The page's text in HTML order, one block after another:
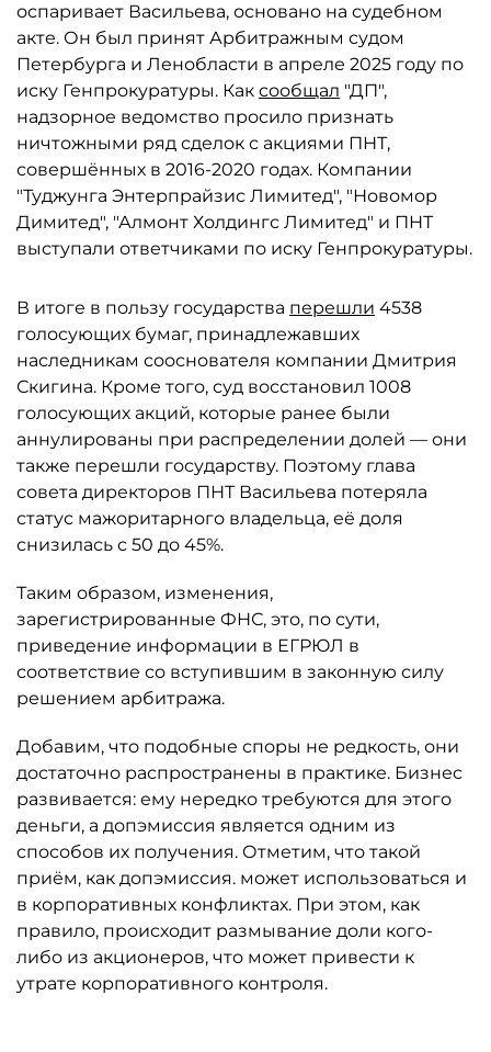
оспаривает Васильева, основано на судебном
акте. Он был принят Арбитражным судом
Петербурга и Ленобласти в апреле 2025 году по
иску Генпрокуратуры. Как сообщал "ДП",
надзорное ведомство просило признать
ничтожными ряд сделок с акциями ПНТ,
совершённых в 2016-2020 годах. Компании
"Туджунга Энтерпрайзис Лимитед", "Новомор
Димитед", "Алмонт Холдингс Лимитед" и ПНТ
выступали ответчиками по иску Генпрокуратуры.
В итоге в пользу государства перешли 4538
голосующих бумаг, принадлежавших
наследникам сооснователя компании Дмитрия
Скигина. Кроме того, суд восстановил 1008
голосующих акций, которые ранее были
аннулированы при распределении долей — они
также перешли государству. Поэтому глава
совета директоров ПНТ Васильева потеряла
статус мажоритарного владельца, её доля
снизилась с 50 до 45%.
Таким образом, изменения,
зарегистрированные ФНС, это, по сути,
приведение информации в ЕГРЮЛ в
соответствие со вступившим в законную силу
решением арбитража.
Добавим, что подобные споры не редкость, они
достаточно распространены в практике. Бизнес
развивается: ему нередко требуются для этого
деньги, а допэмиссия является одним из
способов их получения. Отметим, что такой
приём, как допэмиссия. может использоваться и
в корпоративных конфликтах. При этом, как
правило, происходит размывание доли кого-
либо из акционеров, что может привести к
утрате корпоративного контроля.